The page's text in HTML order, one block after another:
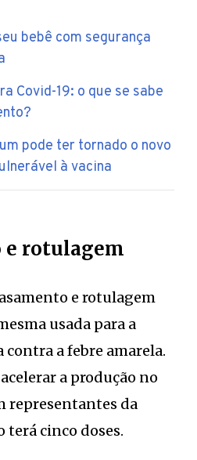
bebê com segurança
Covid-19: o que se sabe
pode ter tornado o novo
à vacina
e rotulagem
e rotulagem
usada para a
contra a febre amarela.
a produção no
representantes da
terá cinco doses.